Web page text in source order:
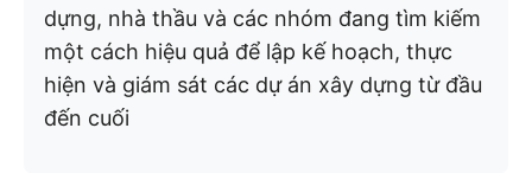
dựng, nhà thầu và các nhóm đang tìm kiếm
một cách hiệu quả để lập kế hoạch, thực
hiện và giám sát các dự án xây dựng từ đầu
đến cuối